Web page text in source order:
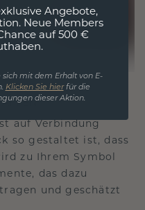
auf Verbindung
so gestaltet ist, dass
zu Ihrem Symbol
das dazu
und geschätzt
Angebote,
Neue Members
auf 500 €
mit dem Erhalt von E-
Klicken Sie hierfür die
dieser Aktion.